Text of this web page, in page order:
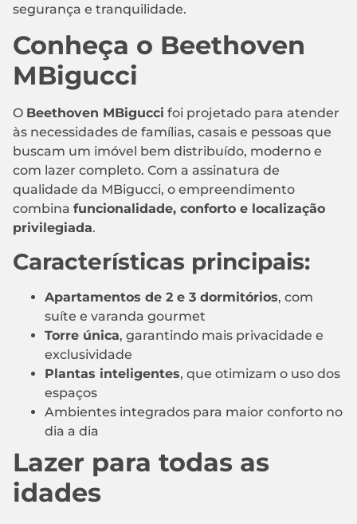
segurança e tranquilidade.
Conheça o Beethoven
MBigucci
O Beethoven MBigucci foi projetado para atender
às necessidades de famílias, casais e pessoas que
buscam um imóvel bem distribuído, moderno e
com lazer completo. Com a assinatura de
qualidade da MBigucci, o empreendimento
combina funcionalidade, conforto e localização
privilegiada.
Características principais:
Apartamentos de 2 e 3 dormitórios, com
suíte e varanda gourmet
Torre única, garantindo mais privacidade e
exclusividade
Plantas inteligentes, que otimizam o uso dos
espaços
Ambientes integrados para maior conforto no
dia a dia
Lazer para todas as
idades